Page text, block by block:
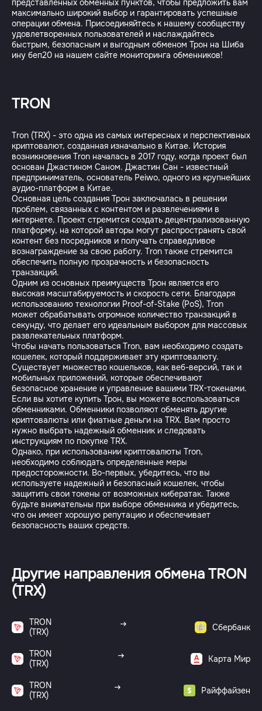
представленных обменных пунктов, чтобы предложить вам
максимально широкий выбор и гарантировать успешные
операции обмена. Присоединяйтесь к нашему сообществу
удовлетворенных пользователей и наслаждайтесь
быстрым, безопасным и выгодным обменом Трон на Шиба
TRON
Tron (TRX) - это одна из самых интересных и перспективных
криптовалют, созданная изначально в Китае. История
возникновения Tron началась в 2017 году, когда проект был
основан Джастином Саном. Джастин Сан - известный
предприниматель, основатель Peiwo, одного из крупнейших
аудио-платформ в Китае.
Основная цель создания Трон заключалась в решении
проблем, связанных с контентом и развлечениями в
интернете. Проект стремится создать децентрализованную
платформу, на которой авторы могут распространять свой
контент без посредников и получать справедливое
вознаграждение за свою работу. Tron также стремится
обеспечить полную прозрачность и безопасность
транзакций.
Одним из основных преимуществ Трон является его
высокая масштабируемость и скорость сети. Благодаря
использованию технологии Proof-of-Stake (PoS), Tron
может обрабатывать огромное количество транзакций в
секунду, что делает его идеальным выбором для массовых
развлекательных платформ.
Чтобы начать пользоваться Tron, вам необходимо создать
кошелек, который поддерживает эту криптовалюту.
Существует множество кошельков, как веб-версий, так и
мобильных приложений, которые обеспечивают
безопасное хранение и управление вашими TRX-токенами.
Если вы хотите купить Трон, вы можете воспользоваться
обменниками. Обменники позволяют обменять другие
криптовалюты или фиатные деньги на TRX. Вам просто
нужно выбрать надежный обменник и следовать
инструкциям по покупке TRX.
Однако, при использовании криптовалюты Tron,
необходимо соблюдать определенные меры
предосторожности. Во-первых, убедитесь, что вы
используете надежный и безопасный кошелек, чтобы
защитить свои токены от возможных кибератак. Также
будьте внимательны при выборе обменника и убедитесь,
что он имеет хорошую репутацию и обеспечивает
безопасность ваших средств.
Другие направления обмена TRON
(TRX)
TRON
(TRX)
Сбербанк
TRON
(TRX)
Карта Мир
TRON
(TRX)
Райффайзен